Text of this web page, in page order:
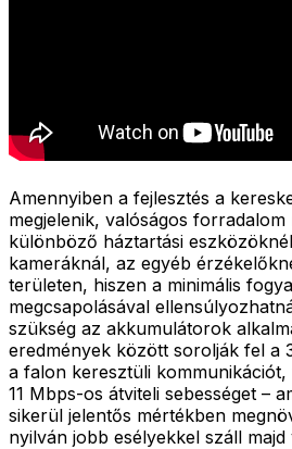
Amennyiben a fejlesztés a
megjelenik, valóságos forradalom
különböző háztartási
kameráknál, az egyéb
területen, hiszen a minimális
megcsapolásával
szükség az akkumulátorok
eredmények között sorolják fel a
a falon keresztüli kommunikációt,
11 Mbps-os átviteli sebességet –
sikerül jelentős mértékben
nyilván jobb esélyekkel száll majd